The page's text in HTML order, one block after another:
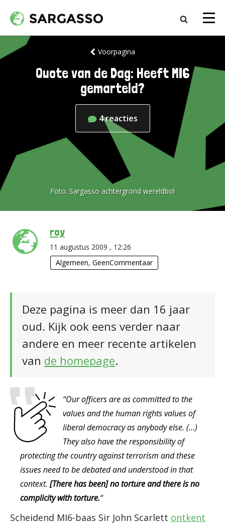
Voorpagina
Quote van de Dag: Heeft MI6
gemarteld?
4reacties
Foto: Sargasso achtergrond wereldbol
roy
11 augustus 2009 , 12:26
Algemeen, GeenCommentaar
Deze pagina is meer dan 16 jaar
oud. Kijk ook eens verder naar
andere en meer recente artikelen
van de homepage.
“Our officers are as committed to the
values and the human rights values of
liberal democracy as anybody else. (…)
They also have the responsibility of
protecting the country against terrorism and these
issues need to be debated and understood in that
context. [There has been] no torture and there is no
complicity with torture.“
Scheidend MI6-baas Sir John Scarlett ontkent